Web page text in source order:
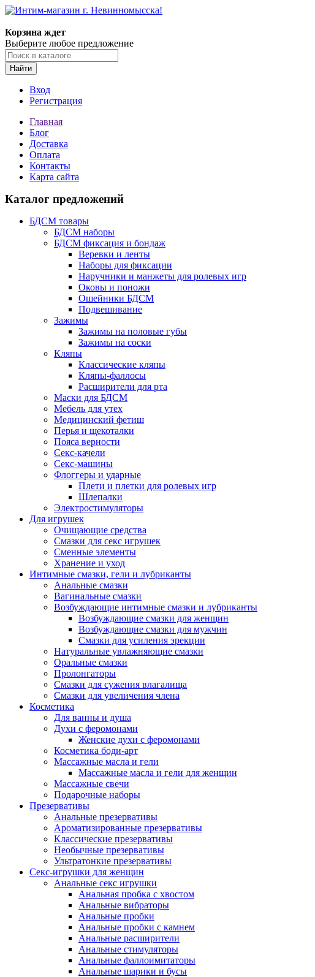
Корзина ждет
Выберите любое предложение
Найти
Вход
Регистрация
Главная
Блог
Доставка
Оплата
Контакты
Карта сайта
Каталог предложений
БДСМ товары
БДСМ наборы
БДСМ фиксация и бондаж
Веревки и ленты
Наборы для фиксации
Наручники и манжеты для ролевых игр
Оковы и поножи
Ошейники БДСМ
Подвешивание
Зажимы
Зажимы на половые губы
Зажимы на соски
Кляпы
Классические кляпы
Кляпы-фаллосы
Расширители для рта
Маски для БДСМ
Мебель для утех
Медицинский фетиш
Перья и щекоталки
Пояса верности
Секс-качели
Секс-машины
Флоггеры и ударные
Плети и плетки для ролевых игр
Шлепалки
Электростимуляторы
Для игрушек
Очищающие средства
Смазки для секс игрушек
Сменные элементы
Хранение и уход
Интимные смазки, гели и лубриканты
Анальные смазки
Вагинальные смазки
Возбуждающие интимные смазки и лубриканты
Возбуждающие смазки для женщин
Возбуждающие смазки для мужчин
Смазки для усиления эрекции
Натуральные увлажняющие смазки
Оральные смазки
Пролонгаторы
Смазки для сужения влагалища
Смазки для увеличения члена
Косметика
Для ванны и душа
Духи с феромонами
Женские духи с феромонами
Косметика боди-арт
Массажные масла и гели
Массажные масла и гели для женщин
Массажные свечи
Подарочные наборы
Презервативы
Анальные презервативы
Ароматизированные презервативы
Классические презервативы
Необычные презервативы
Ультратонкие презервативы
Секс-игрушки для женщин
Анальные секс игрушки
Анальная пробка с хвостом
Анальные вибраторы
Анальные пробки
Анальные пробки с камнем
Анальные расширители
Анальные стимуляторы
Анальные фаллоимитаторы
Анальные шарики и бусы